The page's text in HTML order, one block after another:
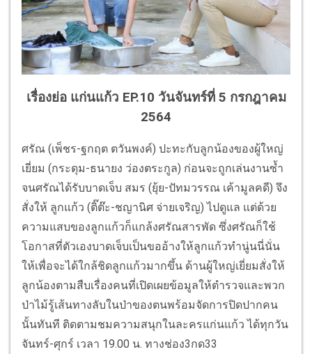
เรื่องย่อ แก่นแก้ว EP.10 วันจันทร์ที่ 5 กรกฎาคม
2564
ศรัณ (เพ็ชร-ฐกฤต ตวันพงค์) ปะทะกับลูกน้องของผู้ใหญ่
เยี่ยม (กระดุม-ธนายง ว่องตระกูล) ก่อนจะถูกเล่นงานซ้ำ
จนศรัณได้รับบาดเจ็บ สมร (ยุ้ย-ปัทมวรรณ เค้ามูลคดี) จึง
สั่งให้ ลูกแก้ว (ติ๊ต๊ะ-ชญานิศ จ่ายเจริญ) ไปดูแล แต่ด้วย
ความแสบของลูกแก้วก็แกล้งศรัณสารพัด ซึ่งศรัณก็ใช้
โอกาสที่ตัวเองบาดเจ็บเป็นขออ้างให้ลูกแก้วทำนู่นนี่นั่น
ให้เพื่อจะได้ใกล้ชิดลูกแก้วมากขึ้น ด้านผู้ใหญ่เยี่ยมสั่งให้
ลูกน้องตามสืบเรื่องคนที่เปิดเผยข้อมูลให้ตำรวจและพวก
ป่าไม้รู้เส้นทางลับในป่าของตนพร้อมจัดการปิดปากคน
นั้นทันที ติดตามชมความสนุกในละครแก่นแก้ว ได้ทุกวัน
จันทร์-ศุกร์ เวลา 19.00 น. ทางช่อง3กด33